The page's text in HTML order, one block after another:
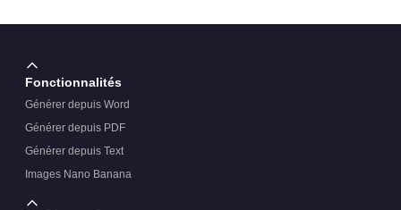
Fonctionnalités
Générer depuis Word
Générer depuis PDF
Générer depuis Text
Images Nano Banana